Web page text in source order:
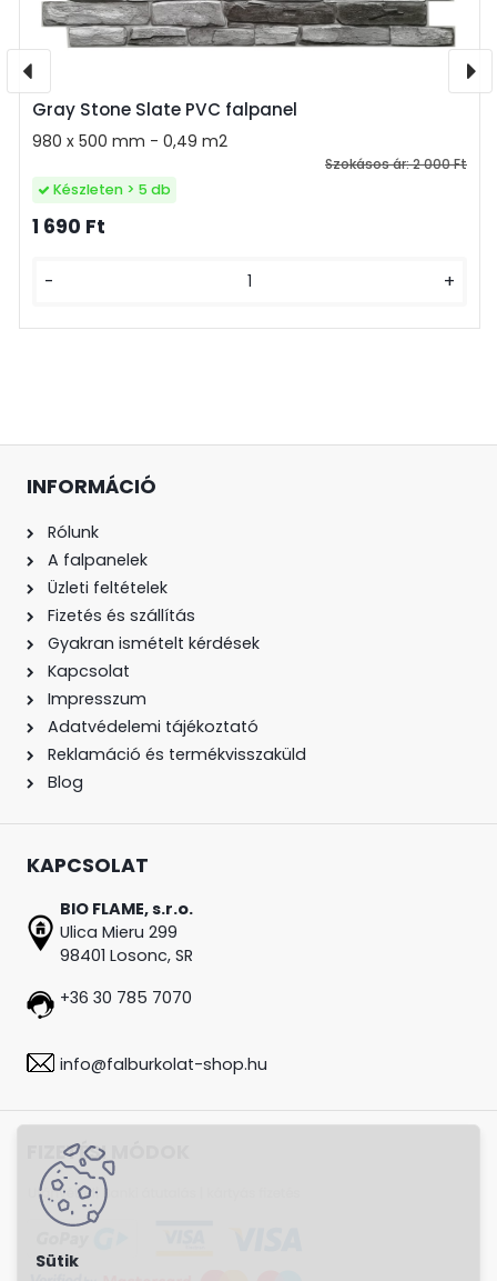
Gray Stone Slate PVC falpanel
980 x 500 mm - 0,49 m2
Szokásos ár:2 000 Ft
1 690 Ft
- +
Készleten > 5 db
INFORMÁCIÓ
Rólunk
A falpanelek
Üzleti feltételek
Fizetés és szállítás
Gyakran ismételt kérdések
Kapcsolat
Impresszum
Adatvédelemi tájékoztató
Reklamáció és termékvisszaküld
Blog
KAPCSOLAT
BIO FLAME, s.r.o.
Ulica Mieru 299
98401 Losonc, SR
+36 30 785 7070
info@falburkolat-shop.hu
FIZETÉSI MÓDOK